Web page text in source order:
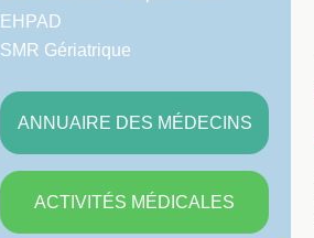
EHPAD
SMR Gériatrique
ANNUAIRE DES MÉDECINS
ACTIVITÉS MÉDICALES